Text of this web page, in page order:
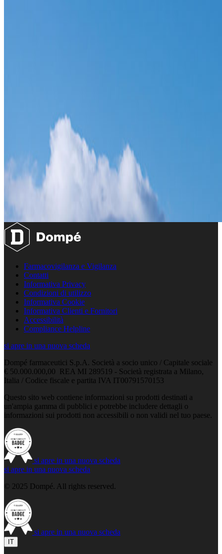
Farmacovigilanza e Vigilanza
Contatti
Informativa Privacy
Condizioni di utilizzo
Informativa Cookie
Informativa Clienti e Fornitori
Accessibilità
Compliance Helpline
si apre in una nuova scheda
Dompé farmaceutici S.p.A. Società a socio unico / Capitale sociale
€ 50.000.000,00 REA MI 289519 - Società registrata a Milano,
Italia / Codice fiscale e partita IVA IT00791570153
Questo sito web contiene informazioni su prodotti destinati a
un'ampia gamma di pubblici e potrebbe includere dettagli o
informazioni sui prodotti non accessibili o non validi nel tuo paese.
si apre in una nuova scheda
si apre in una nuova scheda
© 2025 Dompé. All rights reserved.
si apre in una nuova scheda
IT